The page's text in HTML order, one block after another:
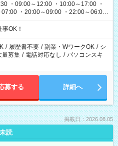
・09:00～12:00 ・10:00～17:00 ・
・20:00～09:00 ・22:00～06:00
OK！
/ 履歴書不要 / 副業・WワークOK / シ
量募集 / 電話対応なし / パソコンスキ
募する 詳細へ
掲載日：2026.08.05
未読